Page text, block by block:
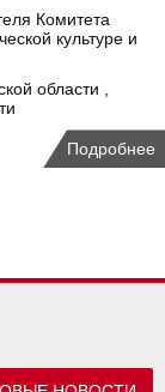
Комитета
культуре и
области ,
Подробнее